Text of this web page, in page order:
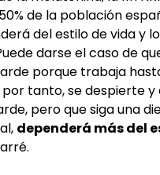
de la población
del estilo de vida y
darse el caso de
porque trabaja
por tanto, se despierte y
pero que siga una
dependerá más del